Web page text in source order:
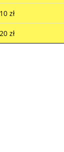
zł
zł